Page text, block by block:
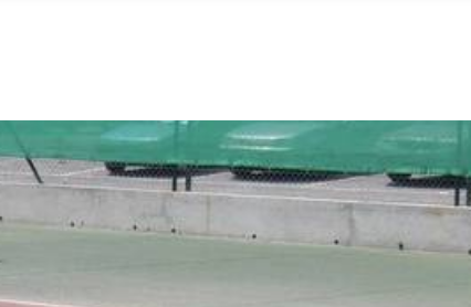
Photo Tennis club Tain Tournon